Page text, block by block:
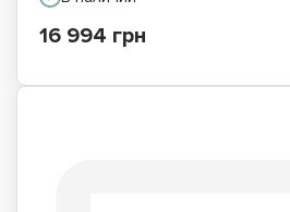
16 994 грн